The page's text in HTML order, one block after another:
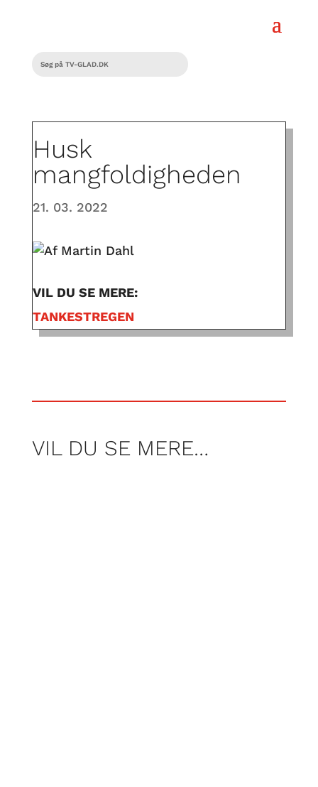
Husk
mangfoldigheden
21. 03. 2022
VIL DU SE MERE:
TANKESTREGEN
VIL DU SE MERE…